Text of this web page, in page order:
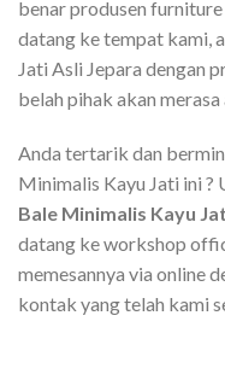
benar produsen
datang ke tempat kami,
Jati Asli Jepara dengan
belah pihak akan merasa
Anda tertarik dan
Minimalis Kayu Jati ini ?
Bale Minimalis Kayu
datang ke workshop
memesannya via online
kontak yang telah kami